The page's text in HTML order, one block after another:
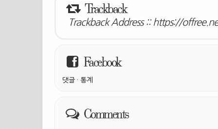
Trackback
Trackback Address :: https://
Facebook
댓글 · 통계
Comments